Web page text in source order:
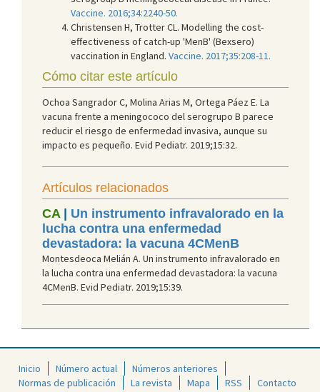
Vaccine. 2016;34:2240-50.
Christensen H, Trotter CL. Modelling the cost-
effectiveness of catch-up 'MenB' (Bexsero)
vaccination in England. Vaccine. 2017;35:208-11.
Cómo citar este artículo
Ochoa Sangrador C, Molina Arias M, Ortega Páez E. La
vacuna frente a meningococo del serogrupo B parece
reducir el riesgo de enfermedad invasiva, aunque su
impacto es pequeño. Evid Pediatr. 2019;15:32.
Artículos relacionados
CA | Un instrumento infravalorado en la
lucha contra una enfermedad
devastadora: la vacuna 4CMenB
Montesdeoca Melián A. Un instrumento infravalorado en
la lucha contra una enfermedad devastadora: la vacuna
4CMenB. Evid Pediatr. 2019;15:39.
Inicio Número actual
Números anteriores
Normas de publicación
La revista Mapa RSS Contacto